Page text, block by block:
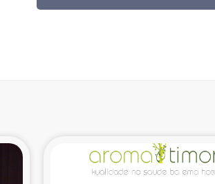
豪雨緊急支援
急人道支援